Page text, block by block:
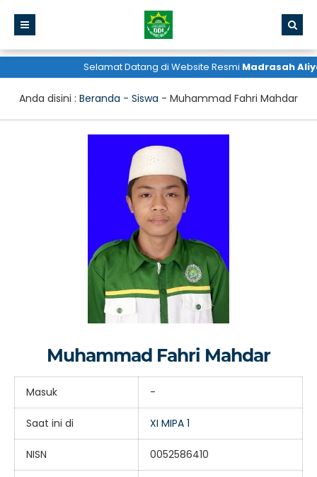
Selamat Datang di Website ResmiMadrasah
Anda disini : Beranda - Siswa - Muhammad Fahri Mahdar
Muhammad Fahri Mahdar
Masuk -
Saat ini di XI MIPA 1
NISN 0052586410